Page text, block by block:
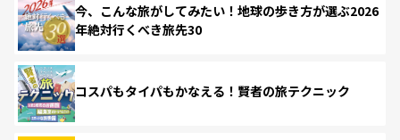
今、こんな旅がしてみたい！地球の歩き方が選ぶ2026
年絶対行くべき旅先30
コスパもタイパもかなえる！賢者の旅テクニック